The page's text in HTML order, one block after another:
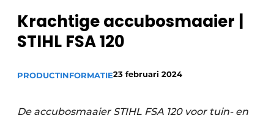
Podcasts
Privacy / Cookie statement
Vacatures
Krachtige accubosmaaier |
STIHL FSA 120
PRODUCTINFORMATIE23 februari 2024
De accubosmaaier STIHL FSA 120 voor tuin- en